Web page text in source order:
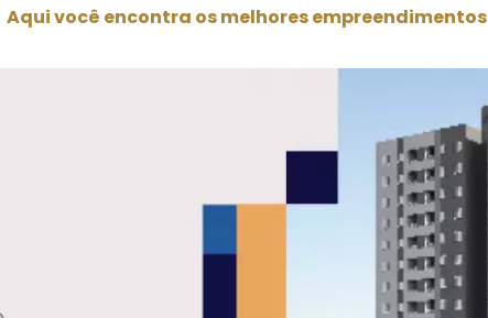
Aqui você encontra os melhores empreendimentos